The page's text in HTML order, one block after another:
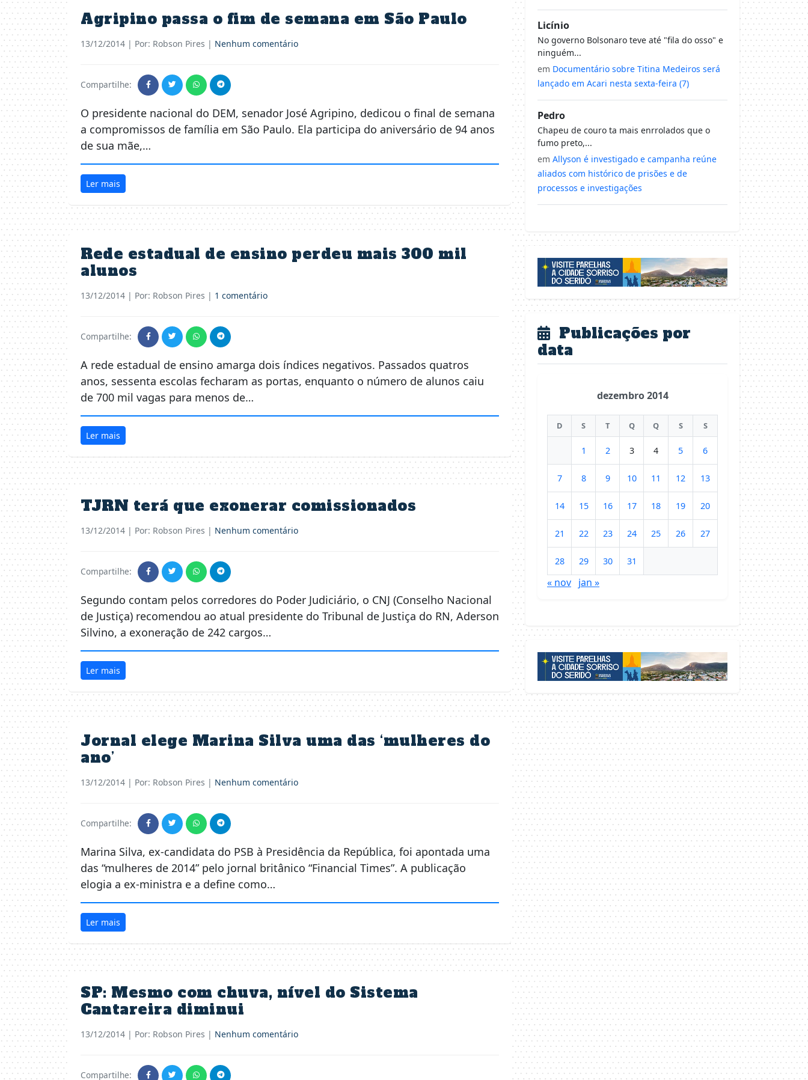
Agripino passa o fim de semana em São Paulo
13/12/2014 | Por: Robson Pires | Nenhum comentário
Compartilhe:
O presidente nacional do DEM, senador José Agripino, dedicou o final de semana
a compromissos de família em São Paulo. Ela participa do aniversário de 94 anos
de sua mãe,…
Ler mais
Rede estadual de ensino perdeu mais 300 mil
alunos
13/12/2014 | Por: Robson Pires | 1 comentário
Compartilhe:
A rede estadual de ensino amarga dois índices negativos. Passados quatros
anos, sessenta escolas fecharam as portas, enquanto o número de alunos caiu
de 700 mil vagas para menos de…
Ler mais
TJRN terá que exonerar comissionados
13/12/2014 | Por: Robson Pires | Nenhum comentário
Compartilhe:
Segundo contam pelos corredores do Poder Judiciário, o CNJ (Conselho Nacional
de Justiça) recomendou ao atual presidente do Tribunal de Justiça do RN, Aderson
Silvino, a exoneração de 242 cargos…
Ler mais
Jornal elege Marina Silva uma das ‘mulheres do
ano’
13/12/2014 | Por: Robson Pires | Nenhum comentário
Compartilhe:
Marina Silva, ex-candidata do PSB à Presidência da República, foi apontada uma
das “mulheres de 2014” pelo jornal britânico “Financial Times”. A publicação
elogia a ex-ministra e a define como…
Ler mais
SP: Mesmo com chuva, nível do Sistema
Cantareira diminui
13/12/2014 | Por: Robson Pires | Nenhum comentário
Compartilhe:
Licínio
No governo Bolsonaro teve até "fila do osso" e
ninguém...
em Documentário sobre Titina Medeiros será
lançado em Acari nesta sexta-feira (7)
Pedro
Chapeu de couro ta mais enrrolados que o
fumo preto,...
em Allyson é investigado e campanha reúne
aliados com histórico de prisões e de
processos e investigações
Publicações por
data
dezembro 2014
D S T Q Q S S
1 2 3 4 5 6
7 8 9 10 11 12 13
14 15 16 17 18 19 20
21 22 23 24 25 26 27
28 29 30 31
« nov jan »